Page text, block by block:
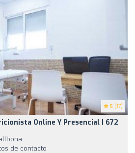
5 (17)
Online Y Presencial | 672
de contacto